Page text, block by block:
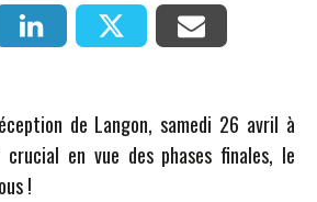
de Langon, samedi 26 avril à
en vue des phases finales, le
!